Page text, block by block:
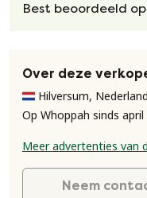
Best beoordeeld op
Over deze
Hilversum, Nederland
Op Whoppah sinds
Meer advertenties van
Neem